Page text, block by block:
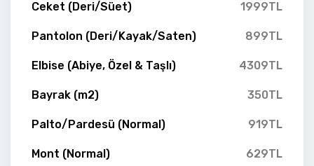
Ceket (Deri/Süet) 1999TL
Pantolon (Deri/Kayak/Saten) 899TL
Elbise (Abiye, Özel & Taşlı) 4309TL
Bayrak (m2) 350TL
Palto/Pardesü (Normal) 919TL
Mont (Normal) 629TL